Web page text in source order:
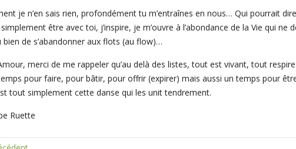
je n’en sais rien, profondément tu m’entraînes en nous… Qui pourrait
être avec toi, j’inspire, je m’ouvre à l’abondance de la Vie qui
de s’abandonner aux flots (au flow)…
merci de me rappeler qu’au delà des listes, tout est vivant, tout
pour faire, pour bâtir, pour offrir (expirer) mais aussi un temps pour
tout simplement cette danse qui les unit tendrement.
Ruette